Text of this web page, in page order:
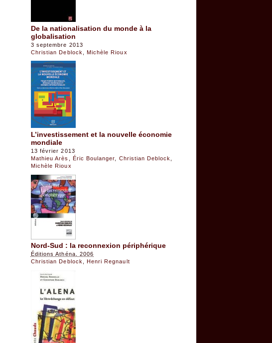
De la nationalisation du monde à la
globalisation
3 septembre 2013
Christian Deblock
Michèle Rioux
L’investissement et la nouvelle économie
mondiale
13 février 2013
Mathieu Arès
Éric Boulanger Christian Deblock
Michèle Rioux
Nord-Sud : la reconnexion périphérique
Éditions Athéna, 2006
Christian Deblock
Henri Regnault